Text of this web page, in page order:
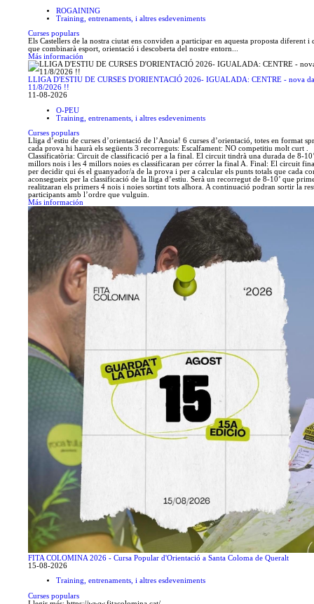
ROGAINING
Training, entrenaments, i altres esdeveniments
Curses populars
Els Castellers de la nostra ciutat ens conviden a participar en aquesta proposta diferent i
que combinarà esport, orientació i descoberta del nostre entorn...
Más información
LLIGA D'ESTIU DE CURSES D'ORIENTACIÓ 2026- IGUALADA: CENTRE - nova
11/8/2026 !!
11-08-2026
O-PEU
Training, entrenaments, i altres esdeveniments
Curses populars
Lliga d’estiu de curses d’orientació de l’Anoia! 6 curses d’orientació, totes en format
cada prova hi haurà els següents 3 recorreguts: Escalfament: NO competitiu molt curt .
Classificatòria: Circuit de classificació per a la final. El circuit tindrà una durada de 8-
millors nois i les 4 millors noies es classificaran per córrer la final A. Final: El circuit
per decidir qui és el guanyador/a de la prova i per a calcular els punts totals que cada
aconsegueix per la classificació de la lliga d’estiu. Serà un recorregut de 8-10’ que
realitzaran els primers 4 nois i noies sortint tots alhora. A continuació podran sortir la
participants amb l’ordre que vulguin.
Más información
FITA COLOMINA 2026 - Cursa Popular d'Orientació a Santa Coloma de Queralt
15-08-2026
Training, entrenaments, i altres esdeveniments
Curses populars